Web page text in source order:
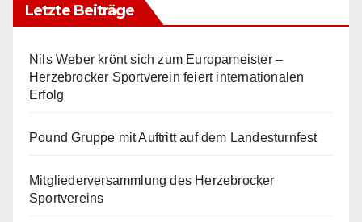
Letzte Beiträge
Nils Weber krönt sich zum Europameister –
Herzebrocker Sportverein feiert internationalen
Erfolg
Pound Gruppe mit Auftritt auf dem Landesturnfest
Mitgliederversammlung des Herzebrocker
Sportvereins